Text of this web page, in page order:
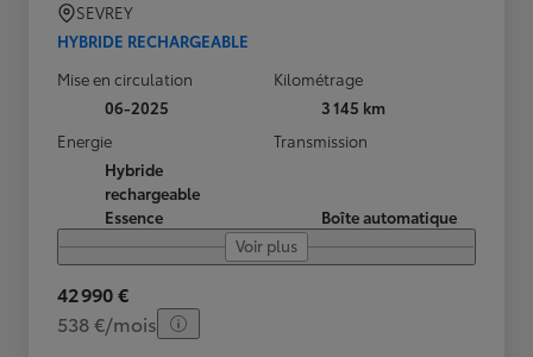
SEVREY
HYBRIDE RECHARGEABLE
Mise en circulation
06-2025
Kilométrage
3 145 km
Energie
Hybride
rechargeable
Essence
Transmission
Boîte automatique
Voir plus
42 990 €
538 €/mois